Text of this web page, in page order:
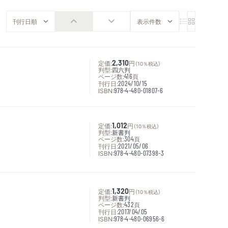
定価:2,310円 （10％税込）
判型:四六判
ページ数:416頁
刊行日:2024/10/15
ISBN:978-4-480-01807-6
定価:1,012円 （10％税込）
判型:新書判
ページ数:304頁
刊行日:2021/05/06
ISBN:978-4-480-07398-3
定価:1,320円 （10％税込）
判型:新書判
ページ数:432頁
刊行日:2017/04/05
ISBN:978-4-480-06956-6